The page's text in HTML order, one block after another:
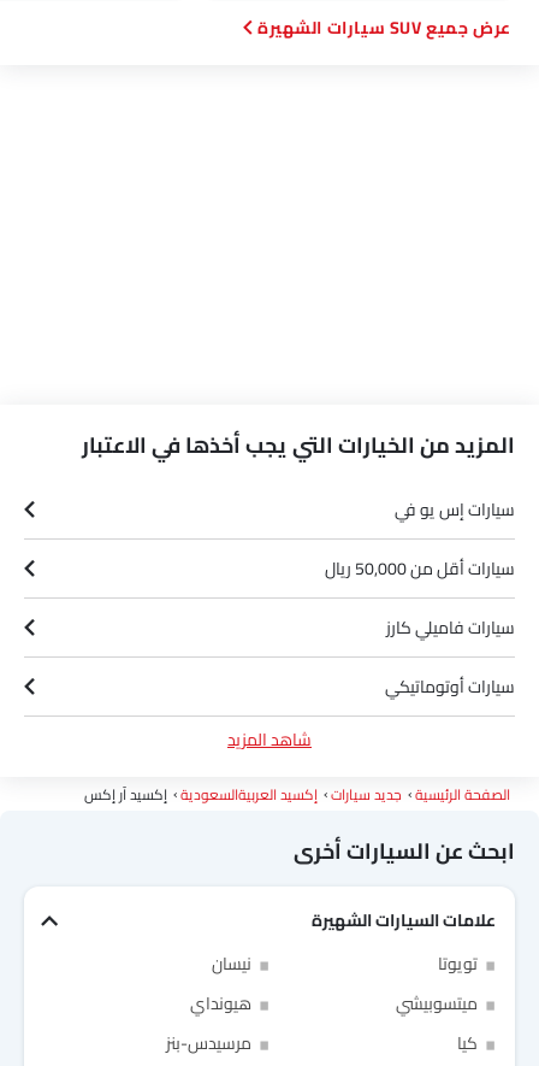
SUV سيارات الشهيرة
المزيد من الخيارات التي يجب أخذها في الاعتبار
سيارات إس يو في
سيارات أقل من 50,000 ريال
سيارات فاميلي كارز
سيارات أوتوماتيكي
شاهد المزيد
الصفحة الرئيسية جديد سيارات إكسيد العربيةالسعودية إكسيد آر إكس
ابحث عن السيارات أخرى
علامات السيارات الشهيرة
تويوتا
نيسان
ميتسوبيشي
هيونداي
كيا
مرسيدس-بنز
Link Your Google Account